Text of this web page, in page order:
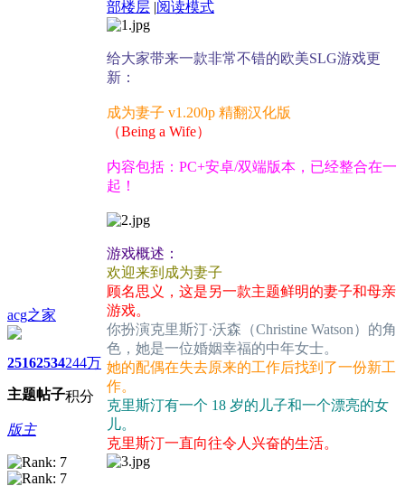
acg之家
2516
主题
2534
帖子
244万
积分
版主
部楼层 |阅读模式
给大家带来一款非常不错的欧美SLG游戏更
新：
成为妻子 v1.200p 精翻汉化版
（Being a Wife）
内容包括：PC+安卓/双端版本，已经整合在一
起！
游戏概述：
欢迎来到成为妻子
顾名思义，这是另一款主题鲜明的妻子和母亲
游戏。
你扮演克里斯汀·沃森（Christine Watson）的角
色，她是一位婚姻幸福的中年女士。
她的配偶在失去原来的工作后找到了一份新工
作。
克里斯汀有一个 18 岁的儿子和一个漂亮的女
儿。
克里斯汀一直向往令人兴奋的生活。